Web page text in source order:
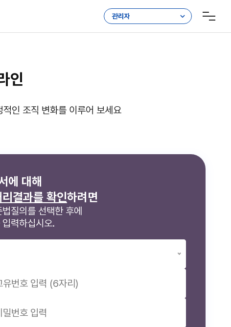
관리자
인
인 조직 변화를 이루어 보세요
에 대해
리결과를 확인하려면
질의를 선택한 후에
력하십시오.